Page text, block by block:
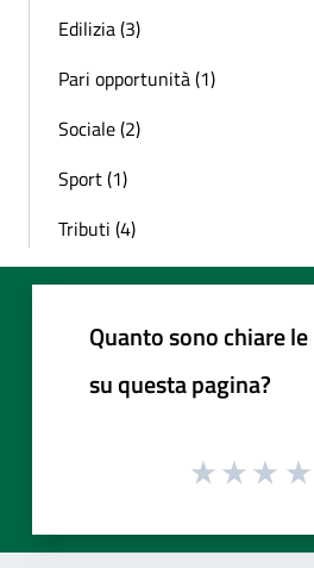
Edilizia (3)
Pari opportunità (1)
Sociale (2)
Sport (1)
Tributi (4)
Quanto sono chiare
su questa pagina?